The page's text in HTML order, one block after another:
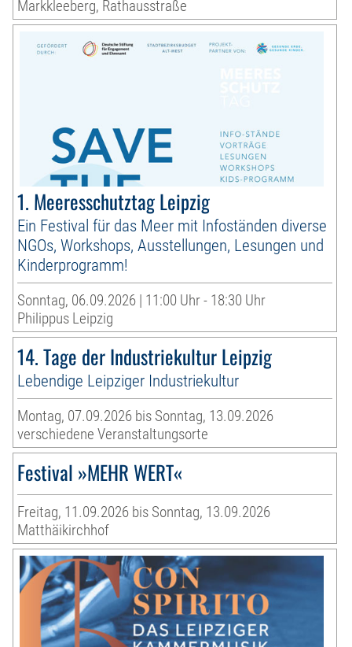
Markkleeberg, Rathausstraße
1. Meeresschutztag Leipzig
Ein Festival für das Meer mit Infoständen diverse
NGOs, Workshops, Ausstellungen, Lesungen und
Kinderprogramm!
Sonntag, 06.09.2026 | 11:00 Uhr - 18:30 Uhr
Philippus Leipzig
14. Tage der Industriekultur Leipzig
Lebendige Leipziger Industriekultur
Montag, 07.09.2026 bis Sonntag, 13.09.2026
verschiedene Veranstaltungsorte
Festival »MEHR WERT«
Freitag, 11.09.2026 bis Sonntag, 13.09.2026
Matthäikirchhof